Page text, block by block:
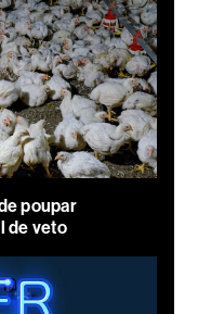
poupar
de veto